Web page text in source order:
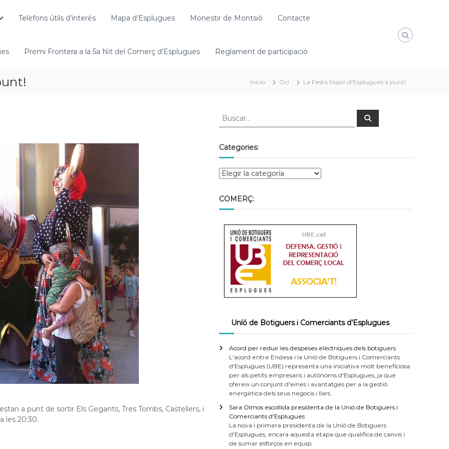
Telèfons útils d’interés Mapa d’Esplugues Monestir de Montsió Contacte
Premi Frontera a la 5a Nit del Comerç d’Esplugues Reglament de participació
Inicio Oci La Festa Major d’Esplugues a punt!
a punt de sortir Els Gegants, Tres Tombs, Castellers, i
les 20:30.
Categories:
COMERÇ:
Uníó de Botiguers i Comerciants d’Esplugues
Acord per reduir les despeses elèctriques dels botiguers
L'acord entre Endesa i la Unió de Botiguers i Comerciants
d'Esplugues (UBE) representa una iniciativa molt beneficiosa
per als petits empresaris i autònoms d'Esplugues, ja que
ofereix un conjunt d'eines i avantatges per a la gestió
energètica dels seus negocis i llars.
Sara Olmos escollida presidenta de la Unió de Botiguers i
Comerciants d’Esplugues
La nova i primera presidenta de la Unió de Botiguers
d'Esplugues, encara aquesta etapa que qualifica de canvis i
de sumar esforços en equip.